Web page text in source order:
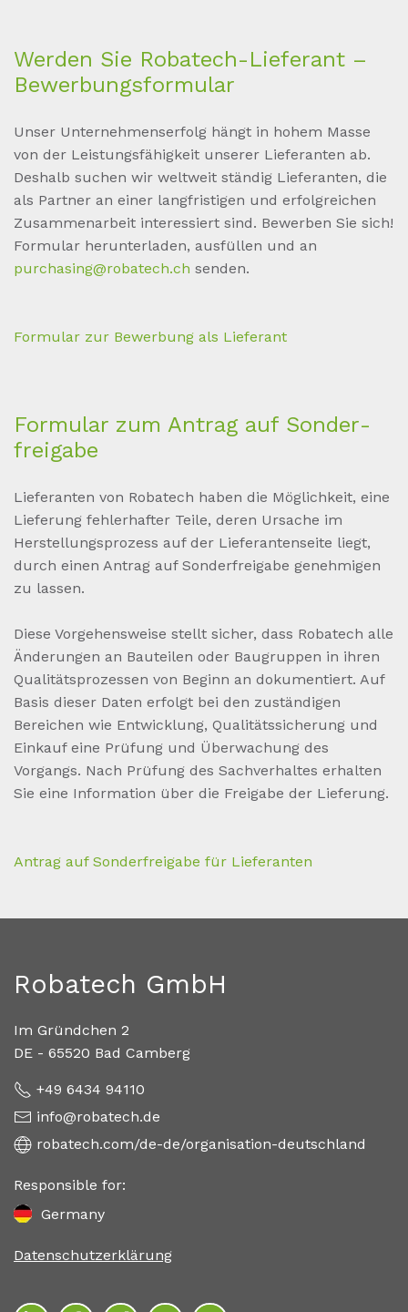
Wer­den Sie Ro­ba­tech-Lie­fe­rant –
Be­wer­bungs­for­mu­lar
Unser Unternehmenserfolg hängt in hohem Masse
von der Leistungsfähigkeit unserer Lieferanten ab.
Deshalb suchen wir weltweit ständig Lieferanten, die
als Partner an einer langfristigen und erfolgreichen
Zusammenarbeit interessiert sind. Bewerben Sie sich!
Formular herunterladen, ausfüllen und an
purchasing@robatech.ch senden.
Formular zur Bewerbung als Lieferant
For­mu­lar zum An­trag auf Son­der­
frei­ga­be
Lieferanten von Robatech haben die Möglichkeit, eine
Lieferung fehlerhafter Teile, deren Ursache im
Herstellungsprozess auf der Lieferantenseite liegt,
durch einen Antrag auf Sonderfreigabe genehmigen
zu lassen.
Diese Vorgehensweise stellt sicher, dass Robatech alle
Änderungen an Bauteilen oder Baugruppen in ihren
Qualitätsprozessen von Beginn an dokumentiert. Auf
Basis dieser Daten erfolgt bei den zuständigen
Bereichen wie Entwicklung, Qualitätssicherung und
Einkauf eine Prüfung und Überwachung des
Vorgangs. Nach Prüfung des Sachverhaltes erhalten
Sie eine Information über die Freigabe der Lieferung.
Antrag auf Sonderfreigabe für Lieferanten
Robatech GmbH
Im Gründchen 2
DE - 65520 Bad Camberg
+49 6434 94110
info@robatech.de
robatech.com/de-de/organisation-deutschland
Responsible for:
Germany
Datenschutzerklärung